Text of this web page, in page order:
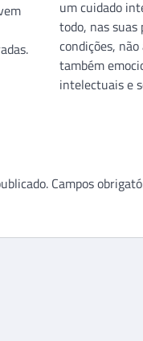
um cuidado
todo, nas
condições,
também
intelectuais e
Campos